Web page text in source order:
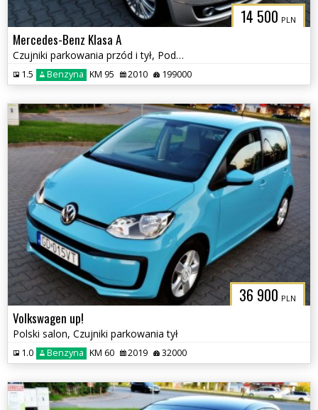
14 500 PLN
Mercedes-Benz Klasa A
Czujniki parkowania przód i tył, Podgrzewane fotele
1.5 Benzyna KM 95 2010 199000
36 900 PLN
Volkswagen up!
Polski salon, Czujniki parkowania tył
1.0 Benzyna KM 60 2019 32000